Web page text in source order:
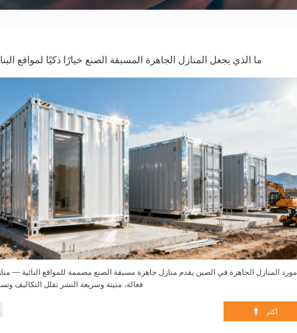
ما الذي يجعل المنازل الجاهزة المسبقة الصنع خيارًا ذكيًا لمواقع
مورد المنازل الجاهزة في الصين يقدم منازل جاهزة مسبقة الصنع مصممة للمواقع النائية —
فعالة، متينة وسريعة النشر تقلل التكاليف
 أكثر